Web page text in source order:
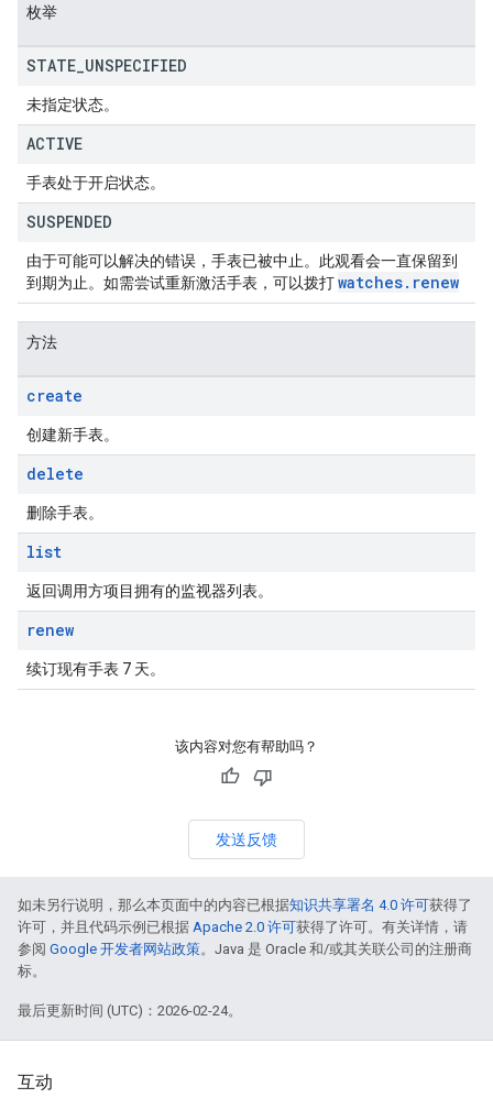
枚举
STATE UNSPECIFIED
未指定状态。
ACTIVE
手表处于开启状态。
SUSPENDED
由于可能可以解决的错误，手表已被中止。此观看会一直保留到
到期为止。如需尝试重新激活手表，可以拨打watches. renew
方法
create
创建新手表。
delete
删除手表。
list
返回调用方项目拥有的监视器列表。
renew
续订现有手表 7 天。
该内容对您有帮助吗？
发送反馈
如未另行说明，那么本页面中的内容已根据知识共享署名 4.0 许可获得了
许可，并且代码示例已根据 Apache 2.0 许可获得了许可。有关详情，请
参阅 Google 开发者网站政策。Java 是 Oracle 和/或其关联公司的注册商
标。
最后更新时间 (UTC)：2026-02-24。
互动